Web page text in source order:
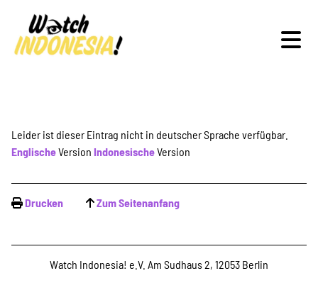
Schwerpunkte
Veranstaltungen
Publikationen
Leider ist dieser Eintrag nicht in deutscher Sprache verfügbar.
EnglischeVersion IndonesischeVersion
Drucken Zum Seitenanfang
Watch Indonesia! e.V. Am Sudhaus 2, 12053 Berlin